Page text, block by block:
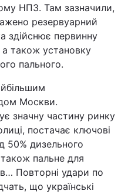
НПЗ. Там зазначили,
резервуарний
здійснює первинну
також установку
пального.
Москви.
значну частину ринку
постачає ключові
50% дизельного
пальне для
Повторні удари по
що українські